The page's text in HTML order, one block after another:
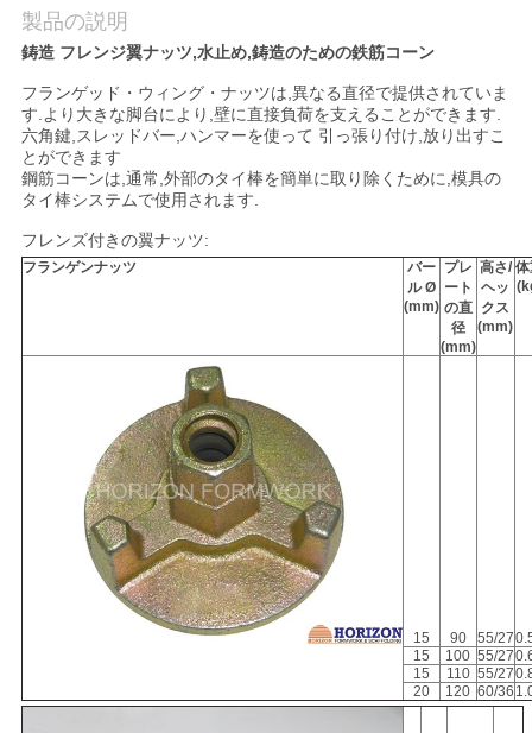
な
さ
い
引
用
図
製品の説明
鋳造 フレンジ翼ナッツ,水止め,鋳造のための鉄筋コーン
フランゲッド・ウィング・ナッツは,異なる直径で提供されていま
す.より大きな脚台により,壁に直接負荷を支えることができます.
六角鍵,スレッドバー,ハンマーを使って 引っ張り付け,放り出すこ
とができます
鋼筋コーンは,通常,外部のタイ棒を簡単に取り除くために,模具の
タイ棒システムで使用されます.
フレンズ付きの翼ナッツ:
フランゲンナッツ
バー
ル Ø
(mm)
プレ
ート
の直
径
(mm)
高さ/
ヘッ
クス
(mm)
15 90 55/27
15
100 55/27
15
110 55/27
20
120 60/36